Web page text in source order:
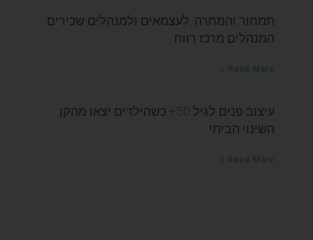
תמחור והמחרה :לעצמאים ולמנהלים שכירים
המנהלים מרכז רווח
Read More »
עיצוב פנים לגיל 50+ כשהילדים יצאו מהקן:
השינוי הביתי
Read More »